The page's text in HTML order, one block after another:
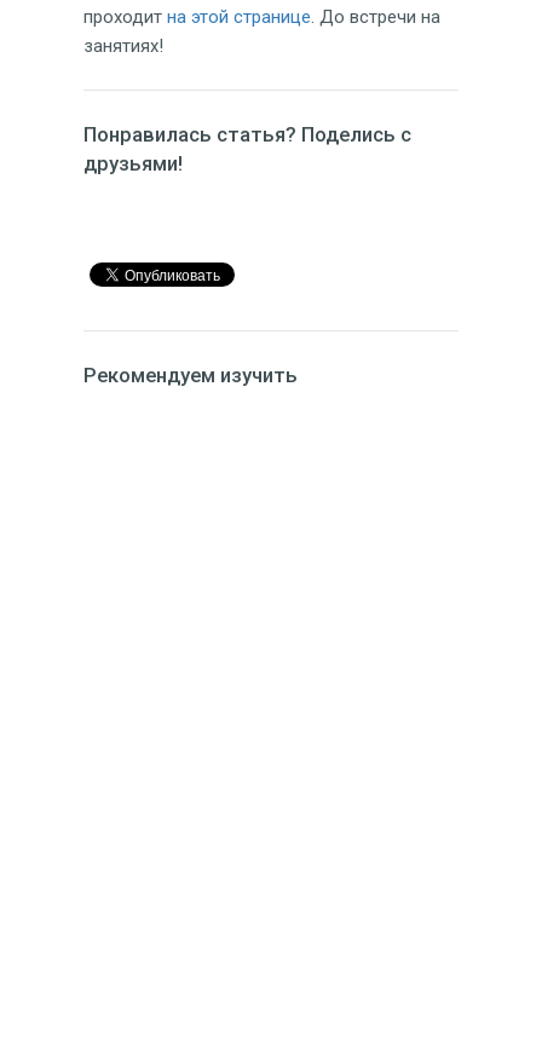
проходит на этой странице. До встречи на
занятиях!
Понравилась статья? Поделись с
друзьями!
Рекомендуем изучить